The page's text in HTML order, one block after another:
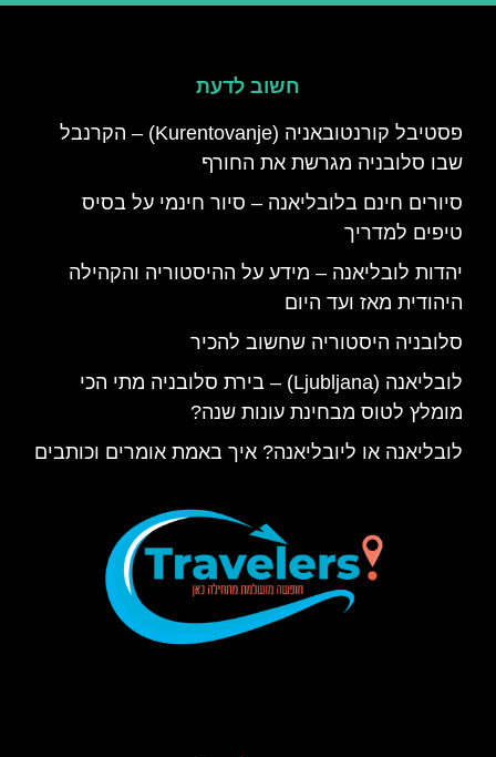
חשוב לדעת
פסטיבל קורנטובאניה (Kurentovanje) – הקרנבל
שבו סלובניה מגרשת את החורף
סיורים חינם בלובליאנה – סיור חינמי על בסיס
טיפים למדריך
יהדות לובליאנה – מידע על ההיסטוריה והקהילה
היהודית מאז ועד היום
סלובניה היסטוריה שחשוב להכיר
לובליאנה (Ljubljana) – בירת סלובניה מתי הכי
מומלץ לטוס מבחינת עונות שנה?
לובליאנה או ליובליאנה? איך באמת אומרים וכותבים